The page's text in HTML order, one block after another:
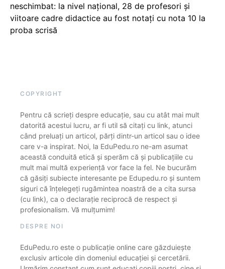
neschimbat: la nivel național, 28 de profesori și
viitoare cadre didactice au fost notați cu nota 10 la
proba scrisă
COPYRIGHT
Pentru că scrieți despre educație, sau cu atât mai mult
datorită acestui lucru, ar fi util să citați cu link, atunci
când preluați un articol, părți dintr-un articol sau o idee
care v-a inspirat. Noi, la EduPedu.ro ne-am asumat
această conduită etică și sperăm că și publicațiile cu
mult mai multă experiență vor face la fel. Ne bucurăm
că găsiți subiecte interesante pe Edupedu.ro și suntem
siguri că înțelegeți rugămintea noastră de a cita sursa
(cu link), ca o declarație reciprocă de respect și
profesionalism. Vă mulțumim!
DESPRE NOI
EduPedu.ro este o publicație online care găzduiește
exclusiv articole din domeniul educației și cercetării.